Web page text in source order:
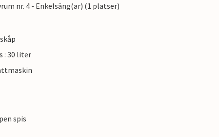
nr. 4 - Enkelsäng(ar) (1 platser)
: 30 liter
spis